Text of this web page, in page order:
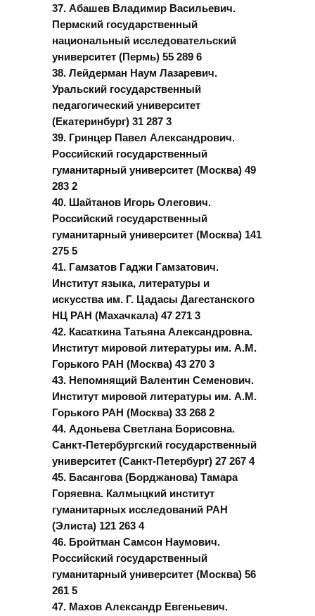
37. Абашев Владимир Васильевич.
Пермский государственный
национальный исследовательский
университет (Пермь) 55 289 6
38. Лейдерман Наум Лазаревич.
Уральский государственный
педагогический университет
(Екатеринбург) 31 287 3
39. Гринцер Павел Александрович.
Российский государственный
гуманитарный университет (Москва) 49
283 2
40. Шайтанов Игорь Олегович.
Российский государственный
гуманитарный университет (Москва) 141
275 5
41. Гамзатов Гаджи Гамзатович.
Институт языка, литературы и
искусства им. Г. Цадасы Дагестанского
НЦ РАН (Махачкала) 47 271 3
42. Касаткина Татьяна Александровна.
Институт мировой литературы им. А.М.
Горького РАН (Москва) 43 270 3
43. Непомнящий Валентин Семенович.
Институт мировой литературы им. А.М.
Горького РАН (Москва) 33 268 2
44. Адоньева Светлана Борисовна.
Санкт-Петербургский государственный
университет (Санкт-Петербург) 27 267 4
45. Басангова (Борджанова) Тамара
Горяевна. Калмыцкий институт
гуманитарных исследований РАН
(Элиста) 121 263 4
46. Бройтман Самсон Наумович.
Российский государственный
гуманитарный университет (Москва) 56
261 5
47. Махов Александр Евгеньевич.